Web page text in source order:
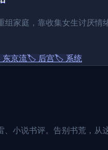
组家庭，靠收集女生讨厌
东京流🏷️ 后宫🏷️ 系统
小说书评。告别书荒，从